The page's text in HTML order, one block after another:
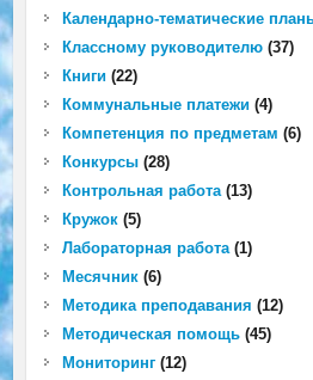
Календарно-тематические
Классному руководителю(37)
Книги(22)
Коммунальные платежи(4)
Компетенция по предметам (6)
Конкурсы(28)
Контрольная работа(13)
Кружок(5)
Лабораторная работа(1)
Месячник(6)
Методика преподавания (12)
Методическая помощь(45)
Мониторинг(12)